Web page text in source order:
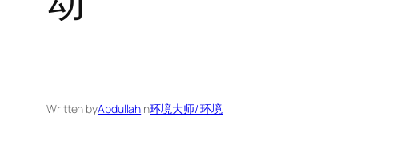
Written byAbdullahin环境大师/ 环境